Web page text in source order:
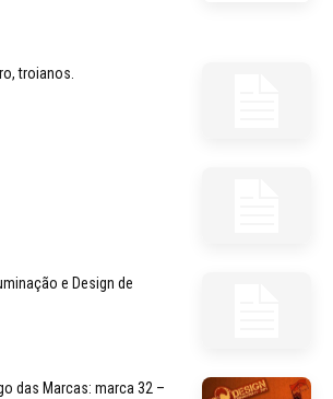
troianos.
e Design de
das Marcas: marca 32 –